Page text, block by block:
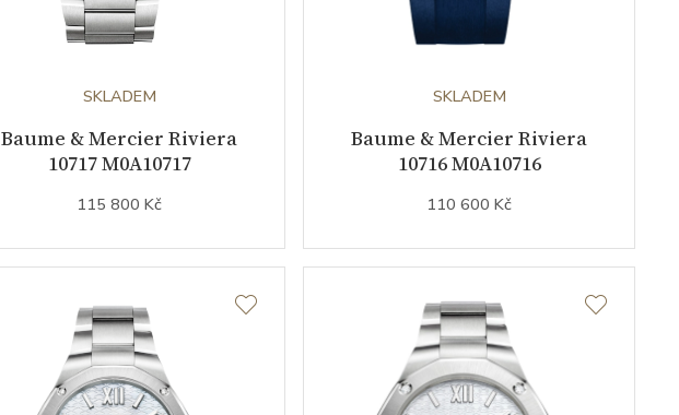
SKLADEM
Baume & Mercier Riviera
10717 M0A10717
115 800 Kč
SKLADEM
Baume & Mercier Riviera
10716 M0A10716
110 600 Kč